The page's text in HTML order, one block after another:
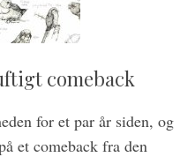
comeback
for et par år siden, og
et comeback fra den